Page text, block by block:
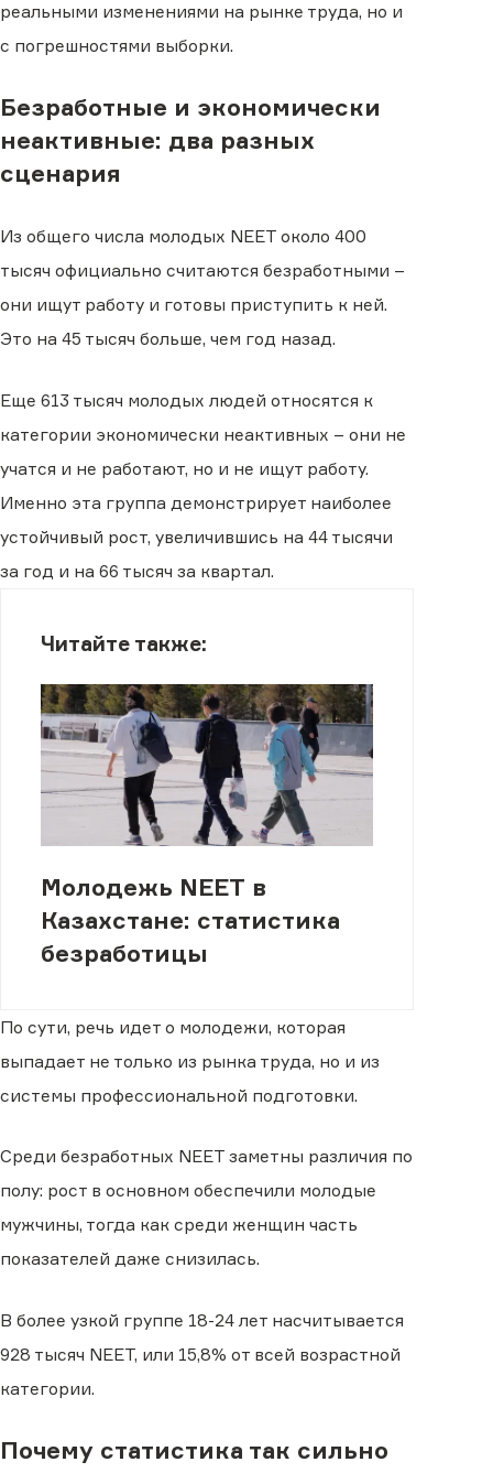
реальными изменениями на рынке труда, но и
с погрешностями выборки.
Безработные и экономически
неактивные: два разных
сценария
Из общего числа молодых NEET около 400
тысяч официально считаются безработными –
они ищут работу и готовы приступить к ней.
Это на 45 тысяч больше, чем год назад.
Еще 613 тысяч молодых людей относятся к
категории экономически неактивных – они не
учатся и не работают, но и не ищут работу.
Именно эта группа демонстрирует наиболее
устойчивый рост, увеличившись на 44 тысячи
за год и на 66 тысяч за квартал.
Читайте также:
Молодежь NEET в
Казахстане: статистика
безработицы
По сути, речь идет о молодежи, которая
выпадает не только из рынка труда, но и из
системы профессиональной подготовки.
Среди безработных NEET заметны различия по
полу: рост в основном обеспечили молодые
мужчины, тогда как среди женщин часть
показателей даже снизилась.
В более узкой группе 18-24 лет насчитывается
928 тысяч NEET, или 15,8% от всей возрастной
категории.
Почему статистика так сильно